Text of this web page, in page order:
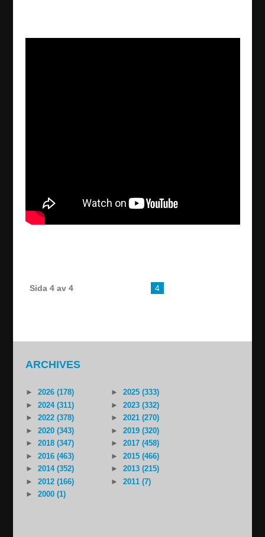
Sida 4 av 4 4
ARCHIVES
► 2026 (178) ►
2025 (333)
►
2024 (311) ►
2023 (332)
►
2022 (378) ►
2021 (270)
►
2020 (343) ►
2019 (320)
►
2018 (347) ►
2017 (458)
►
2016 (463) ►
2015 (466)
►
2014 (352) ►
2013 (215)
►
2012 (166) ►
2011 (7)
►
2000 (1)